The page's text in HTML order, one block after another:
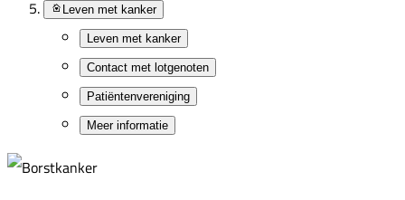
Leven met kanker
Leven met kanker
Contact met lotgenoten
Patiëntenvereniging
Meer informatie